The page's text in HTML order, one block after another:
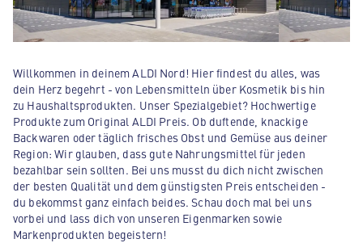
Willkommen in deinem ALDI Nord! Hier findest du alles, was
dein Herz begehrt - von Lebensmitteln über Kosmetik bis hin
zu Haushaltsprodukten. Unser Spezialgebiet? Hochwertige
Produkte zum Original ALDI Preis. Ob duftende, knackige
Backwaren oder täglich frisches Obst und Gemüse aus deiner
Region: Wir glauben, dass gute Nahrungsmittel für jeden
bezahlbar sein sollten. Bei uns musst du dich nicht zwischen
der besten Qualität und dem günstigsten Preis entscheiden -
du bekommst ganz einfach beides. Schau doch mal bei uns
vorbei und lass dich von unseren Eigenmarken sowie
Markenprodukten begeistern!